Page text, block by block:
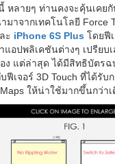
หลายๆ ท่านคงจะคุ้นเคยกั
มาจากเทคโนโลยี Force
ะ iPhone 6S Plus โดยฟี
าแอปพลิเคชันต่างๆ เปรีย
ง แต่ล่าสุด ได้มีสิทธิบัตรฉ
บฟีเจอร์ 3D Touch ที่ได้รั
ให้น่าใช้มากขึ้นกว่าเ